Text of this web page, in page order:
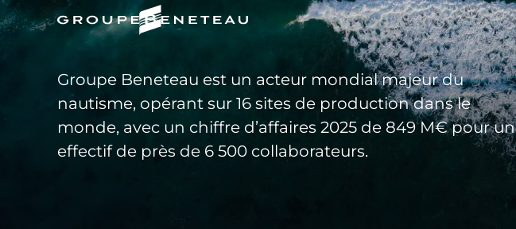
Groupe Beneteau est un acteur mondial majeur du
nautisme, opérant sur 16 sites de production dans le
monde, avec un chiffre d’affaires 2025 de 849 M€ pour un
effectif de près de 6 500 collaborateurs.